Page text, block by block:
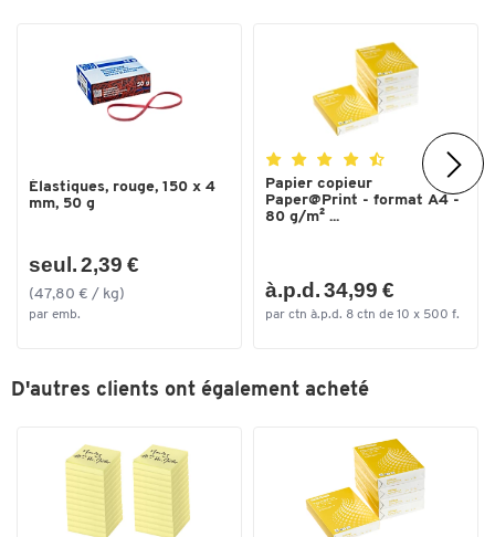
Élastiques, rouge, 150 x 4
mm, 50 g
seul. 2,39 €
(47,80 € / kg)
par emb.
Papier copieur
Paper@Print - format A4 -
80 g/m² ...
à.p.d. 34,99 €
par ctn à.p.d. 8 ctn de 10 x 500 f.
D'autres clients ont également acheté
Toucher deux fois pour zoomer